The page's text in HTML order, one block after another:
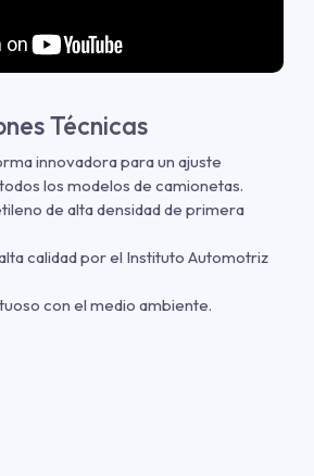
Técnicas
innovadora para un ajuste
los modelos de camionetas.
de alta densidad de primera
calidad por el Instituto Automotriz
con el medio ambiente.